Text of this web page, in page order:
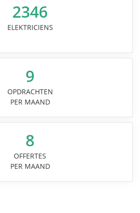
2346
ELEKTRICIENS
9
OPDRACHTEN
PER MAAND
8
OFFERTES
PER MAAND